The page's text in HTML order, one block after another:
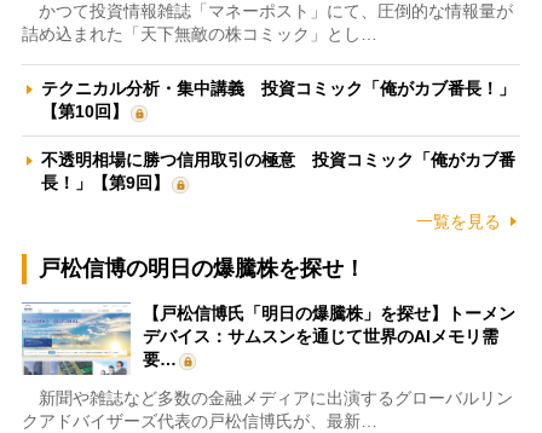
かつて投資情報雑誌「マネーポスト」にて、圧倒的な情報量が
詰め込まれた「天下無敵の株コミック」とし…
テクニカル分析・集中講義 投資コミック「俺がカブ番長！」
【第10回】
不透明相場に勝つ信用取引の極意 投資コミック「俺がカブ番
長！」【第9回】
一覧を見る
戸松信博の明日の爆騰株を探せ！
【戸松信博氏「明日の爆騰株」を探せ】トーメン
デバイス：サムスンを通じて世界のAIメモリ需
要…
新聞や雑誌など多数の金融メディアに出演するグローバルリン
クアドバイザーズ代表の戸松信博氏が、最新…